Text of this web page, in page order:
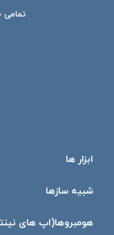
ابزار ها
شبیه ساز‌ها
هومبرو‌ها(اپ های